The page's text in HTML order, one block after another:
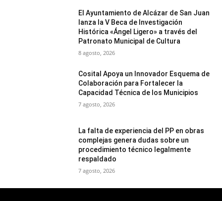
El Ayuntamiento de Alcázar de San Juan
lanza la V Beca de Investigación
Histórica «Ángel Ligero» a través del
Patronato Municipal de Cultura
8 agosto, 2026
Cosital Apoya un Innovador Esquema de
Colaboración para Fortalecer la
Capacidad Técnica de los Municipios
7 agosto, 2026
La falta de experiencia del PP en obras
complejas genera dudas sobre un
procedimiento técnico legalmente
respaldado
7 agosto, 2026